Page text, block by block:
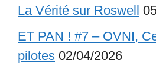
La Vérité sur Roswell
ET PAN ! #7 – OVNI,
pilotes 02/04/2026